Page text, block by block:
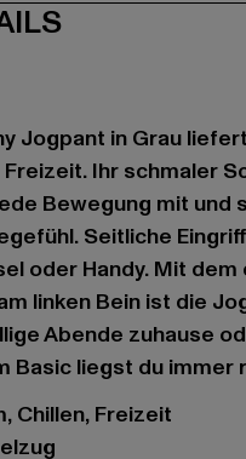
Jogpant in Grau
Ihr schmaler
Bewegung mit und
Seitliche
oder Handy. Mit
linken Bein ist die
Abende zuhause
Basic liegst du immer
Chillen, Freizeit